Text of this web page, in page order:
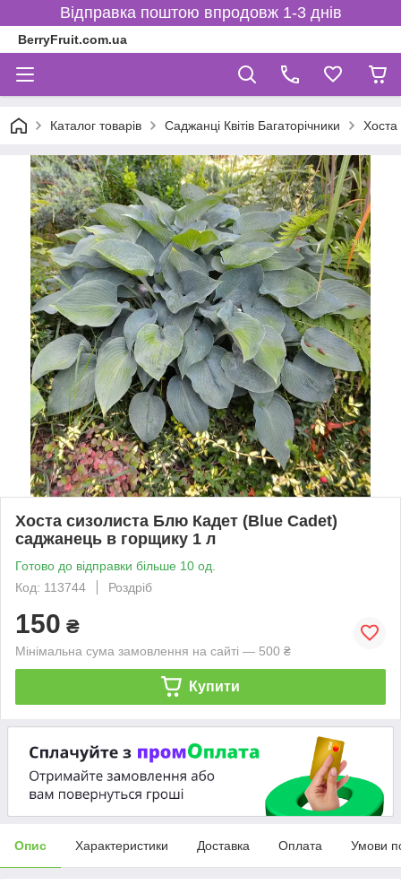
Відправка поштою впродовж 1-3 днів
BerryFruit.com.ua
Каталог товарів Саджанці Квітів Багаторічники
Хоста сизолиста Блю Кадет (Blue Cadet)
саджанець в горщику 1 л
Готово до відправки більше 10 од.
Код: 113744
Роздріб
150 ₴
Мінімальна сума замовлення на сайті — 500 ₴
Купити
Опис Характеристики Доставка Оплата Умови